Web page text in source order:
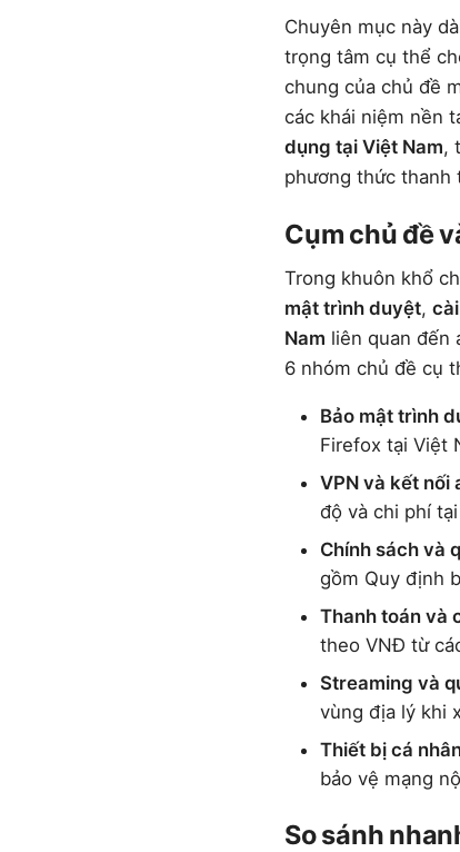
Chuyên mục này
trọng tâm cụ thể
chung của chủ đề
các khái niệm nền
dụng tại Việt Nam,
phương thức thanh
Cụm chủ đề
Trong khuôn khổ
mật trình duyệt,
Nam liên quan đến
6 nhóm chủ đề cụ
Bảo mật trình
Firefox tại Việt
VPN và kết nối
độ và chi phí
Chính sách và
gồm Quy định
Thanh toán và
theo VNĐ từ
Streaming và
vùng địa lý khi
Thiết bị cá
bảo vệ mạng
So sánh